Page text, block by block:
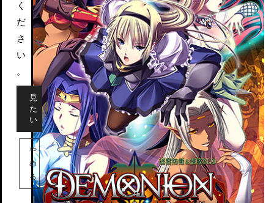
く
だ
さ
い
。
見
た
い
や
め
る